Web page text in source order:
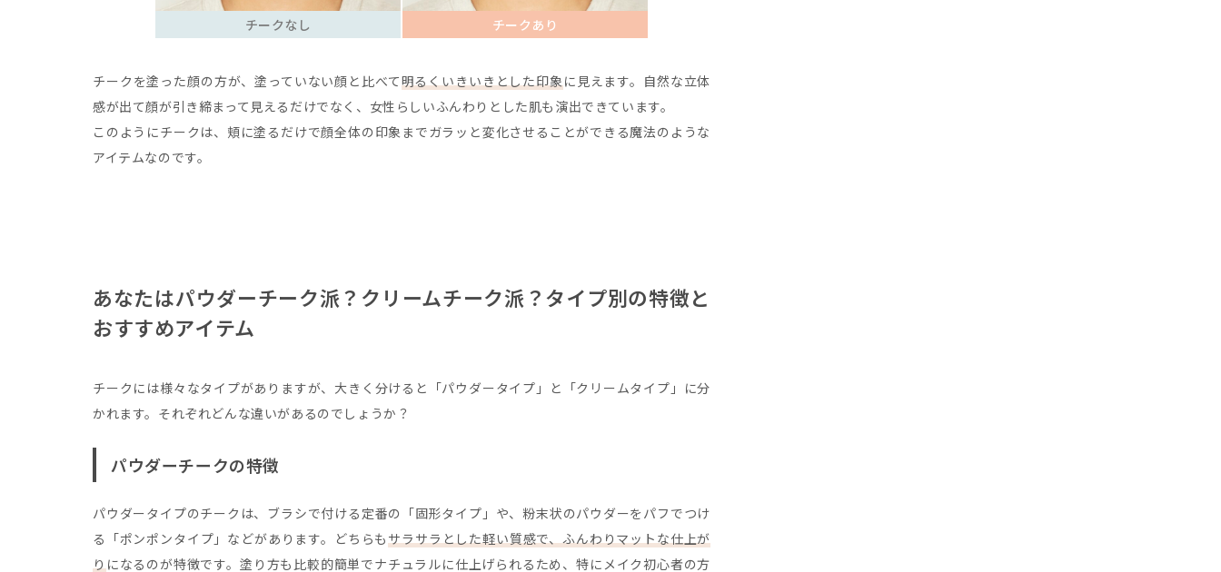
チークなし チークあり
チークを塗った顔の方が、塗っていない顔と比べて明るくいきいきとした印象 に見えます。自然な立体
感が出て顔が引き締まって見えるだけでなく、女性らしいふんわりとした肌も演出できています。
このようにチークは、頬に塗るだけで顔全体の印象までガラッと変化させることができる魔法のような
アイテムなのです。
あなたはパウダーチーク派？クリームチーク派？タイプ別の特徴と
おすすめアイテム
チークには様々なタイプがありますが、大きく分けると「パウダータイプ」と「クリームタイプ」に分
かれます。それぞれどんな違いがあるのでしょうか？
パウダーチークの特徴
パウダータイプのチークは、ブラシで付ける定番の「固形タイプ」や、粉末状のパウダーをパフでつけ
る「ポンポンタイプ」などがあります。どちらも サラサラとした軽い質感で、ふんわりマットな仕上が
り になるのが特徴です。塗り方も比較的簡単でナチュラルに仕上げられるため、特にメイク初心者の方